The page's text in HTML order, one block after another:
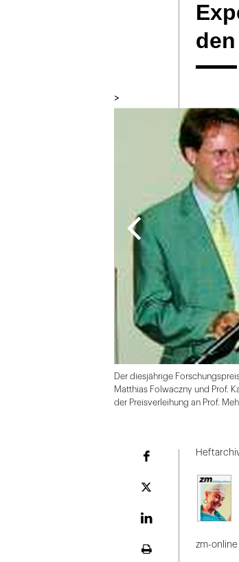
>
Der diesjährige
Matthias Folwaczny und Prof.
der Preisverleihung an Prof.
Plattform
zm-online